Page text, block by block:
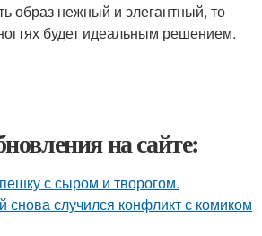
образ нежный и элегантный, то
будет идеальным решением.
на сайте:
с сыром и творогом.
снова случился конфликт с комиком